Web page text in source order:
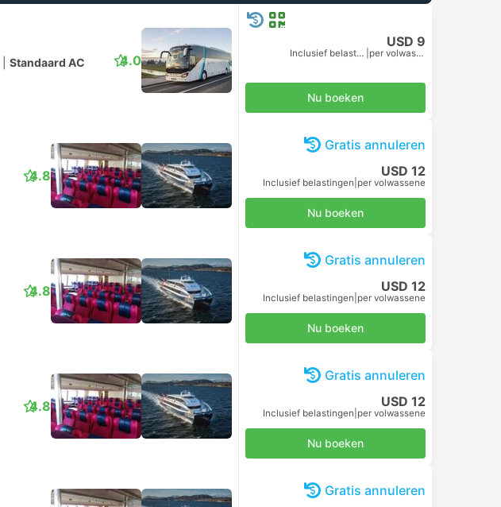
Standaard AC 4.0
USD 9
Inclusief belastingen per volwassene
Nu boeken
4.8
Gratis annuleren
USD 12
Inclusief belastingen per volwassene
Nu boeken
4.8
Gratis annuleren
USD 12
Inclusief belastingen per volwassene
Nu boeken
4.8
Gratis annuleren
USD 12
Inclusief belastingen per volwassene
Nu boeken
Gratis annuleren